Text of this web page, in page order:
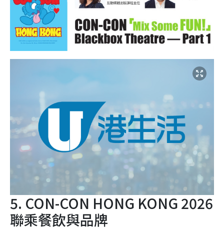
5. CON-CON HONG KONG 2026
聯乘餐飲與品牌